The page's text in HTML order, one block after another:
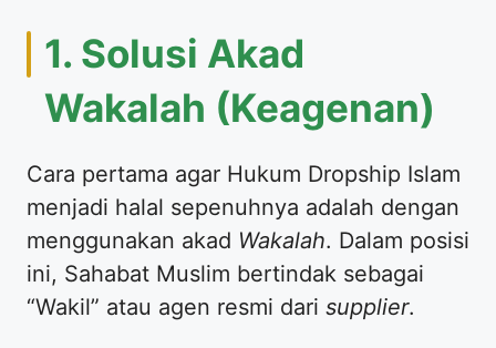
1. Solusi Akad
Wakalah (Keagenan)
Cara pertama agar Hukum Dropship Islam
menjadi halal sepenuhnya adalah dengan
menggunakan akad Wakalah. Dalam posisi
ini, Sahabat Muslim bertindak sebagai
“Wakil” atau agen resmi dari supplier.